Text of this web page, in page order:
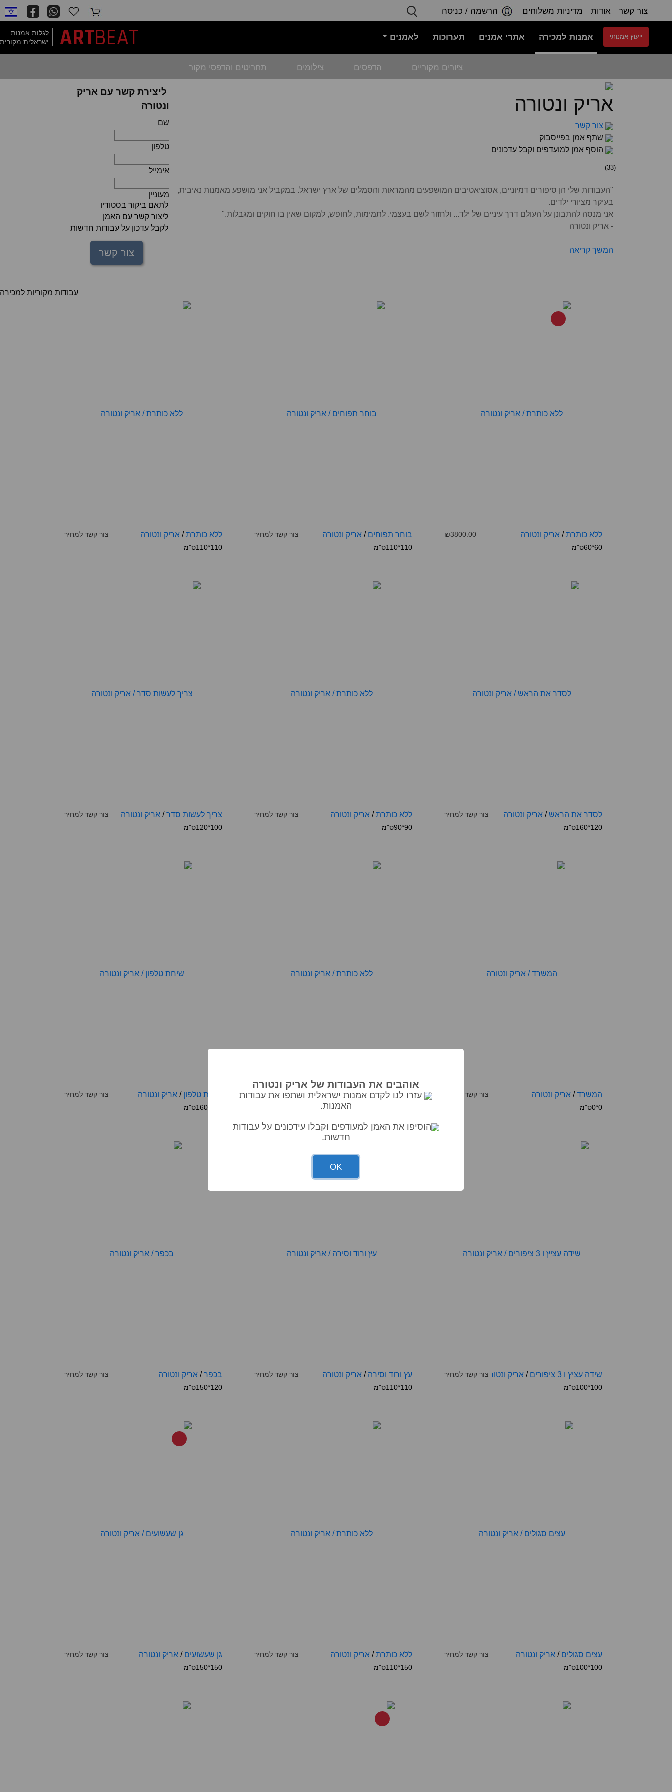
צור קשר אודות מדיניות משלוחים הרשמה / כניסה
לגלות אמנות
ישראלית מקורית
ARTBEAT ייעוץ אמנותי אמנות למכירה אתרי אמנים תערוכות לאמנים
ציורים מקוריים הדפסים צילומים תחריטים והדפסי מקור
אריק ונטורה
צור קשר
שתף אמן בפייסבוק
הוסף אמן למועדפים וקבל עדכונים
(
33
)
"העבודות שלי הן סיפורים דמיוניים, אסוציאטיבים המושפעים מהמראות והסמלים של ארץ ישראל. במקביל אני מושפע מאמנות נאיבית,
בעיקר מציורי ילדים.
אני מנסה להתבונן על העולם דרך עיניים של ילד... ולחזור לשם בעצמי. לתמימות, לחופש, למקום שאין בו חוקים ומגבלות."
- אריק ונטורה
המשך קריאה
ליצירת קשר עם אריק
ונטורה
שם
טלפון
אימייל
מעוניין
עבודות מקוריות למכירה
ללא כותרת/ אריק ונטורה
60*60ס"מ
₪3800.00 בוחר תפוחים / אריק ונטורה
110*110ס"מ
צור קשר למחיר ללא כותרת/ אריק ונטורה
110*110ס"מ
צור קשר למחיר
לסדר את הראש/ אריק ונטורה
120*160ס"מ
צור קשר למחיר ללא כותרת/ אריק ונטורה
90*90ס"מ
צור קשר למחיר צריך לעשות סדר/ אריק ונטורה
100*120ס"מ
צור קשר למחיר
המשרד/ אריק ונטורה
0*0ס"מ
צור קשר למחיר ללא כותרת/ אריק ונטורה צור קשר למחיר שיחת טלפון / אריק ונטורה צור קשר למחיר
שידה עציץ ו 3 ציפורים / אריק ונטורה
100*100ס"מ
צור קשר למחיר עץ ורוד וסירה / אריק ונטורה
110*110ס"מ
צור קשר למחיר בכפר/ אריק ונטורה
120*150ס"מ
צור קשר למחיר
עצים סגולים / אריק ונטורה
100*100ס"מ
צור קשר למחיר ללא כותרת/ אריק ונטורה
150*110ס"מ
צור קשר למחיר גן שעשועים / אריק ונטורה
150*150ס"מ
צור קשר למחיר
אוהבים את העבודות של אריק ונטורה
עזרו לנו לקדם אמנות ישראלית ושתפו את עבודות
האמנות.
הוסיפו את האמן למעודפים וקבלו עידכונים על עבודות
חדשות.
OK